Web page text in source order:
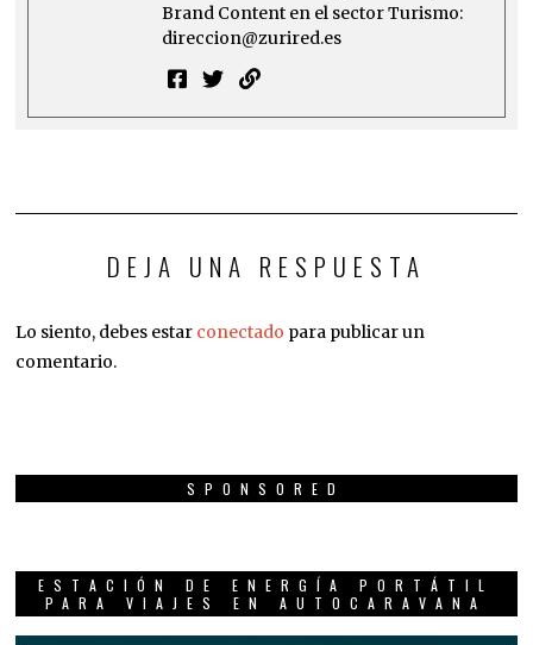
Brand Content en el sector Turismo:
direccion@zurired.es
DEJA UNA RESPUESTA
Lo siento, debes estar conectado para publicar un
comentario.
SPONSORED
ESTACIÓN DE ENERGÍA PORTÁTIL
PARA VIAJES EN AUTOCARAVANA